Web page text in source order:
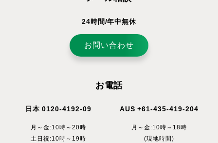
24時間/年中無休
お問い合わせ
お電話
日本 0120-4192-09
月～金:10時～20時
土日祝:10時～19時
AUS +61-435-419-204
月～金:10時～18時
(現地時間)